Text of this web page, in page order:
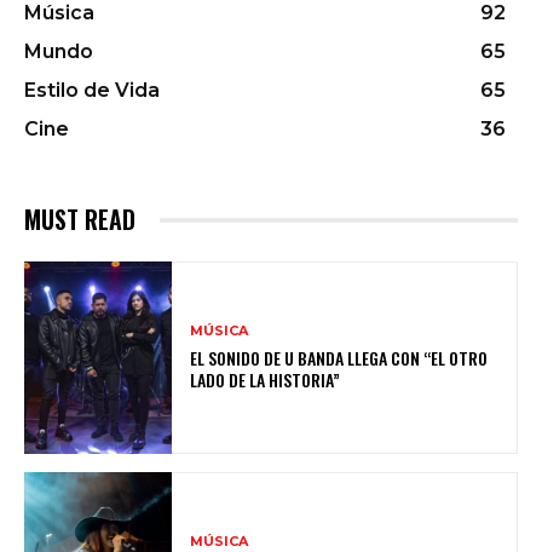
Música
92
Mundo
65
Estilo de Vida
65
Cine
36
MUST READ
MÚSICA
EL SONIDO DE U BANDA LLEGA CON “EL OTRO
LADO DE LA HISTORIA”
MÚSICA